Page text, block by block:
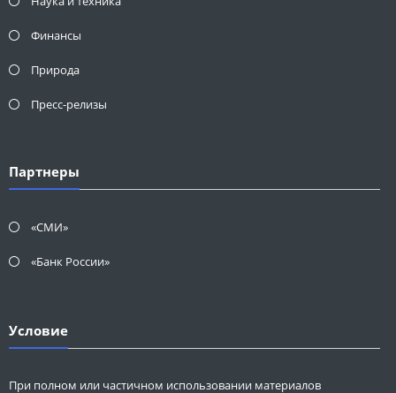
Финансы
Природа
Пресс-релизы
Партнеры
«СМИ»
«Банк России»
Условие
При полном или частичном использовании материалов